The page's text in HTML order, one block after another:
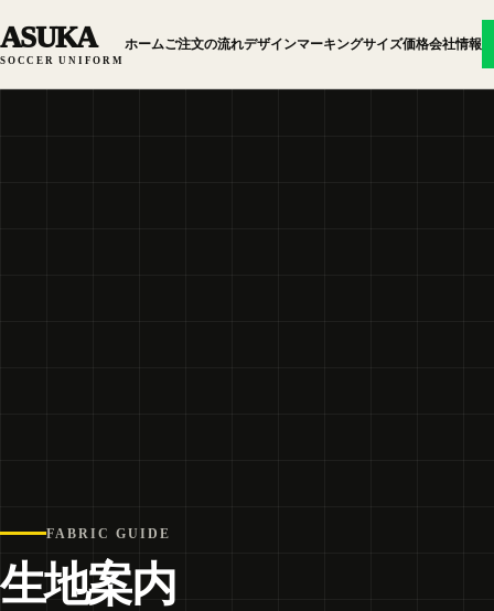
ASUKA
SOCCER UNIFORM
ホームご注文の流れデザインマーキングサイズ価格会社情報
FABRIC GUIDE
生地案内